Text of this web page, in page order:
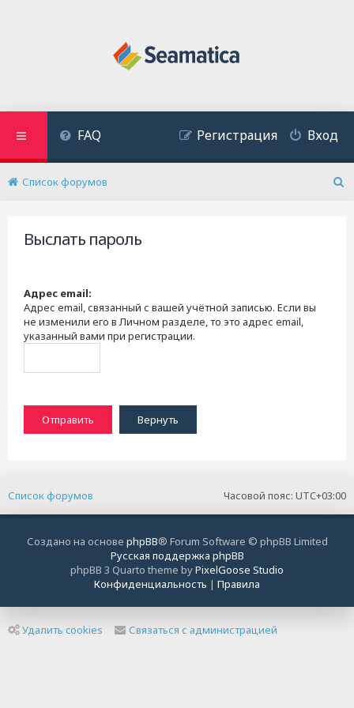
FAQ Вход
Регистрация
Список форумов
Выслать пароль
Адрес email:
Адрес email, связанный с вашей учётной записью. Если вы
не изменили его в Личном разделе, то это адрес email,
указанный вами при регистрации.
Часовой пояс: UTC+03:00
Список форумов
Создано на основе phpBB® Forum Software © phpBB Limited
Русская поддержка phpBB
phpBB 3 Quarto theme byPixelGoose Studio
Конфиденциальность | Правила
Удалить cookies Связаться с администрацией